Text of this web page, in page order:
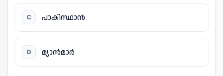
C പാകിസ്ഥാൻ
D മ്യാൻമാർ